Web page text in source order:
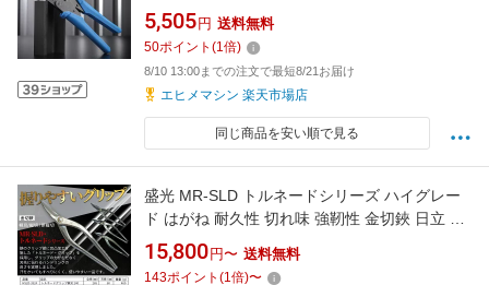
5,505 円 送料無料
50ポイント (1倍)
8/10 13:00までの注文で最短8/21お届け
エヒメマシン 楽天市場店
同じ商品を安い順で見る
盛光 MR-SLD トルネードシリーズ ハイグレー
ド はがね 耐久性 切れ味 強靭性 金切鋏 日立 ス
テンレス 鋏 ハサミ はさみ 職人 板金 工具 金物
大工 送料無料 道具 素材 地金 ハガネ 切断 手造
15,800 円〜 送料無料
143ポイント (1倍)〜